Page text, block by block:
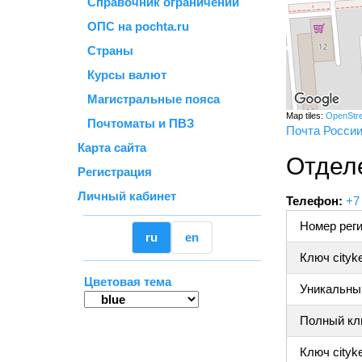
ОПС на pochta.ru
Страны
Курсы валют
Магистральные пояса
Почтоматы и ПВЗ
Карта сайта
Регистрация
Личный кабинет
ru en
Цветовая тема
Map tiles:
Почта России
Телефон: +7
Номер
Ключ
Полный
Ключ